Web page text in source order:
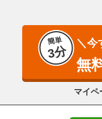
簡単
3分
＼今
無
マイペ